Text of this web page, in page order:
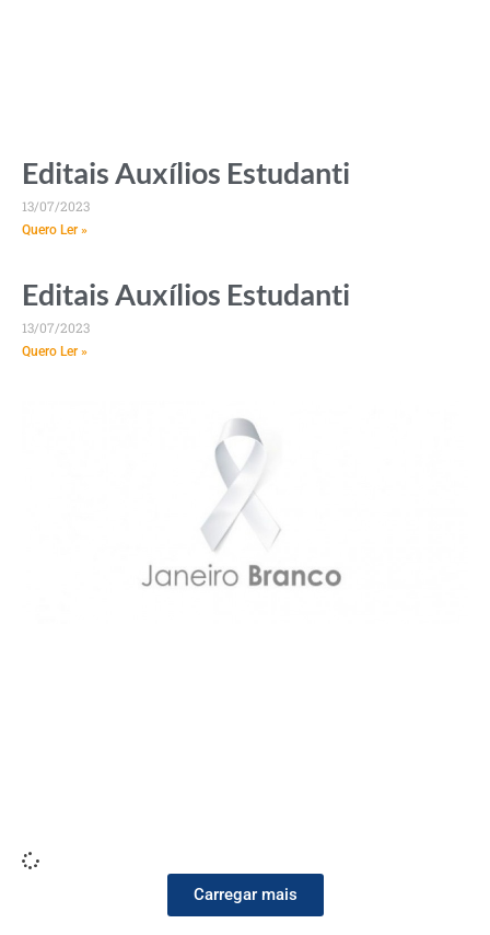
Editais Auxílios Estudanti
13/07/2023
Quero Ler »
Editais Auxílios Estudanti
13/07/2023
Quero Ler »
Carregar mais